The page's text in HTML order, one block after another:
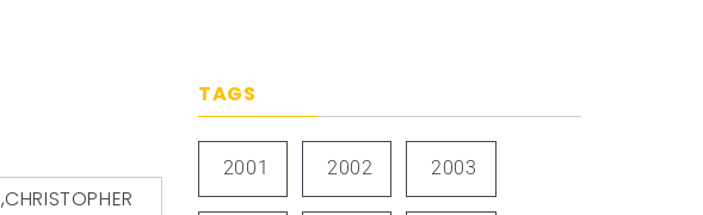
,CHRISTOPHER
TAGS
2001 2002 2003